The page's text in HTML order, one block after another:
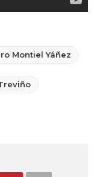
Montiel Yáñez